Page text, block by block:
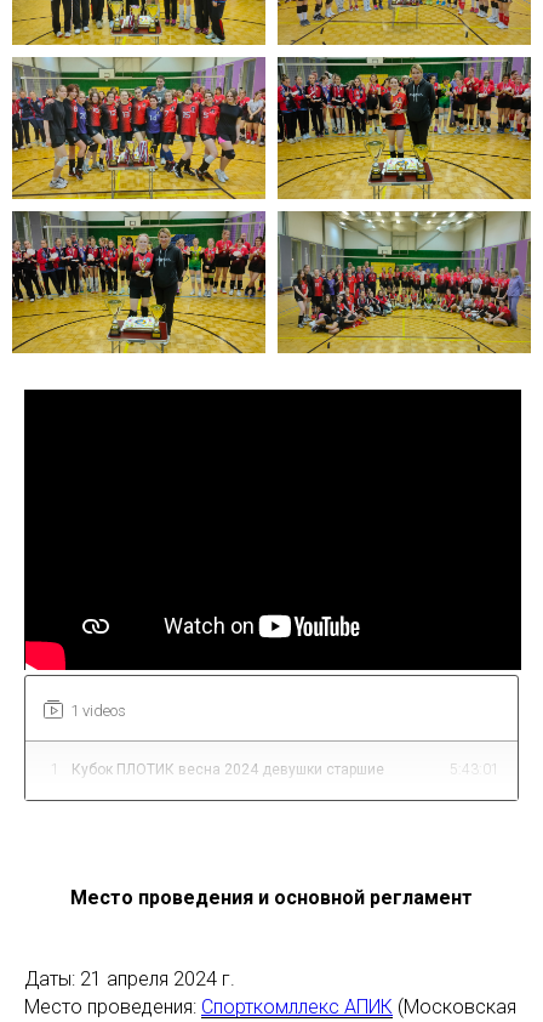
1 videos
Кубок ПЛОТИК весна 2024 девушки старшие 5:43:01
Место проведения и основной регламент
Даты: 21 апреля 2024 г.
Место проведения: Спорткомллекс АПИК (Московская